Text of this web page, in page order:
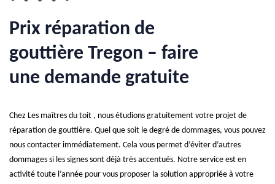
Prix réparation de
gouttière Tregon – faire
une demande gratuite
Chez Les maîtres du toit , nous étudions gratuitement votre projet de
réparation de gouttière. Quel que soit le degré de dommages, vous pouvez
nous contacter immédiatement. Cela vous permet d’éviter d’autres
dommages si les signes sont déjà très accentués. Notre service est en
activité toute l’année pour vous proposer la solution appropriée à votre